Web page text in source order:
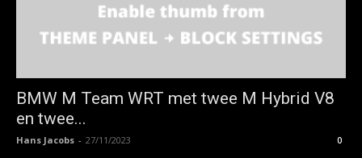
BMW M Team WRT met twee M Hybrid V8
en twee...
Hans Jacobs - 27/11/2023 0